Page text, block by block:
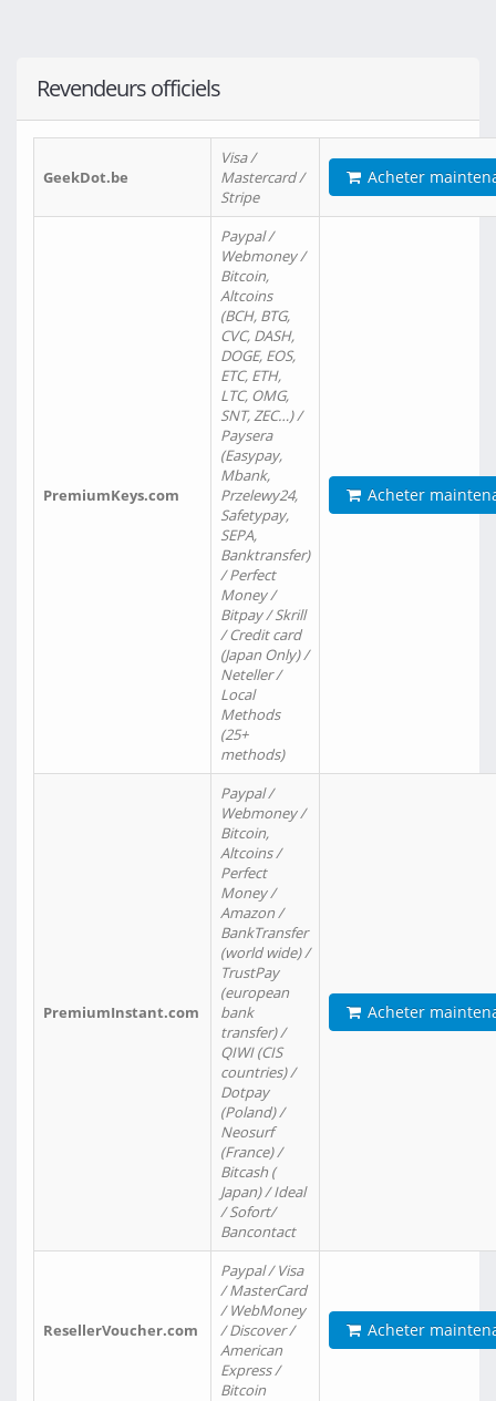
Revendeurs officiels
GeekDot.be
Visa /
Mastercard /
Stripe
Acheter
PremiumKeys.com
Paypal /
Webmoney /
Bitcoin,
Altcoins
(BCH, BTG,
CVC, DASH,
DOGE, EOS,
ETC, ETH,
LTC, OMG,
SNT, ZEC…) /
Paysera
(Easypay,
Mbank,
Przelewy24,
Safetypay,
SEPA,
Banktransfer)
/ Perfect
Money /
Bitpay / Skrill
/ Credit card
(Japan Only) /
Neteller /
Local
Methods
(25+
methods)
Acheter
PremiumInstant.com
Paypal /
Webmoney /
Bitcoin,
Altcoins /
Perfect
Money /
Amazon /
BankTransfer
(world wide) /
TrustPay
(european
bank
transfer) /
QIWI (CIS
countries) /
Dotpay
(Poland) /
Neosurf
(France) /
Bitcash (
Japan) / Ideal
/ Sofort/
Bancontact
Acheter
ResellerVoucher.com
Paypal / Visa
/ MasterCard
/ WebMoney
/ Discover /
American
Express /
Bitcoin
Acheter